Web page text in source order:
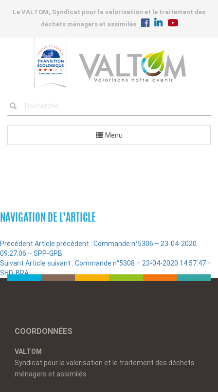
Le VALTOM, Syndicat pour la valorisation et le traitement des
déchets ménagers et assimilés
Menu
NAVIGATION DE L’ARTICLE
Précédent Article précédent : Commande n°5306 – 23-04-2020
09:27:06 – SPP-GPB
Suivant Article suivant : Commande n°5308 – 23-04-2020 14:57:47 –
SHD-BRA
COORDONNÉES
VALTOM
Syndicat pour la valorisation et le traitement des déchets
ménagers et assimilés